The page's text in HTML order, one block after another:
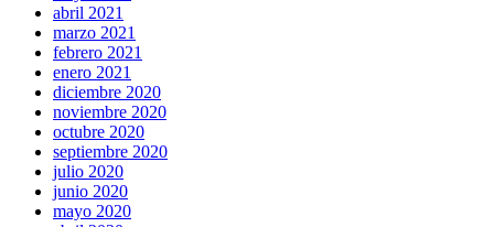
abril 2021
marzo 2021
febrero 2021
enero 2021
diciembre 2020
noviembre 2020
octubre 2020
septiembre 2020
julio 2020
junio 2020
mayo 2020